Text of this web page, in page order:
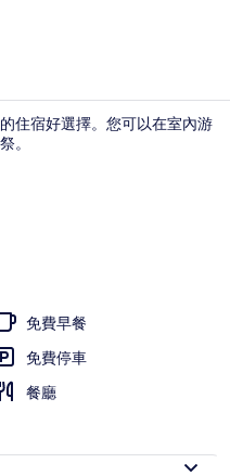
住宿好選擇。您可以在室內游
。
免費早餐
免費停車
餐廳